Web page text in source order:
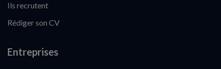
Ils recrutent
Rédiger son CV
Entreprises